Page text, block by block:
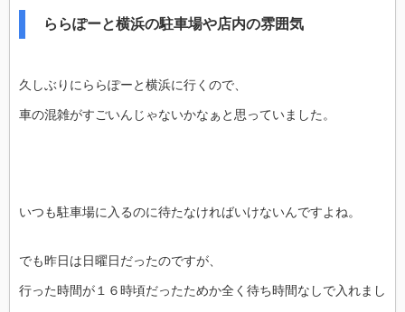
ららぽーと横浜の駐車場や店内の雰囲気
久しぶりにららぽーと横浜に行くので、
車の混雑がすごいんじゃないかなぁと思っていました。
いつも駐車場に入るのに待たなければいけないんですよね。
でも昨日は日曜日だったのですが、
行った時間が１６時頃だったためか全く待ち時間なしで入れまし